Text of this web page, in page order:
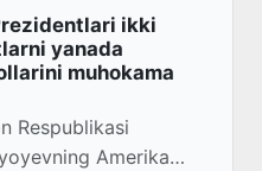
ikki
yanada
muhokama
Respublikasi
Amerika